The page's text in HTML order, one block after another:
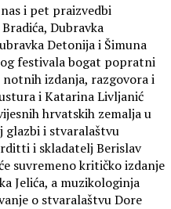
i pet praizvedbi
Dubravka
Detonija i Šimuna
festivala bogat popratni
izdanja, razgovora i
i Katarina Livljanić
hrvatskih zemalja u
glazbi i stvaralaštvu
i skladatelj Berislav
suvremeno kritičko izdanje
Jelića, a muzikologinja
o stvaralaštvu Dore